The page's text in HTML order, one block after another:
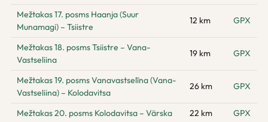
Mežtakas 17. posms Haanja (Suur
Munamagi) – Tsiistre
12 km GPX
Mežtakas 18. posms Tsiistre – Vana-
Vastseliina
19 km GPX
Mežtakas 19. posms Vanavastselīna (Vana-
Vastseliina) – Kolodavitsa
26 km GPX
Mežtakas 20. posms Kolodavitsa – Värska 22 km
GPX